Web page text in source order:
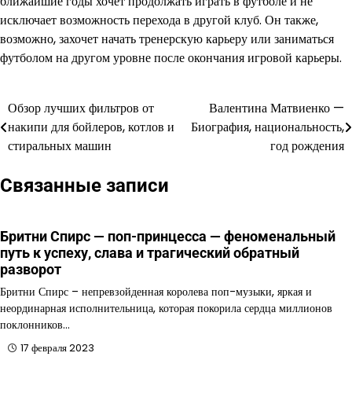
исключает возможность перехода в другой клуб. Он также,
возможно, захочет начать тренерскую карьеру или заниматься
футболом на другом уровне после окончания игровой карьеры.
Навигация
по
Обзор лучших фильтров от
накипи для бойлеров, котлов и
стиральных машин
Валентина Матвиенко —
Биография, национальность,
год рождения
Связанные записи
Бритни Спирс — поп-принцесса — феноменальный
путь к успеху, слава и трагический обратный
разворот
Бритни Спирс – непревзойденная королева поп-музыки, яркая и
неординарная исполнительница, которая покорила сердца миллионов
поклонников…
17 февраля 2023